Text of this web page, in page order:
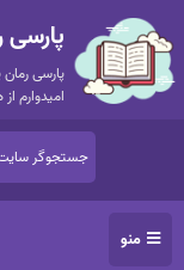
پارسی
پارسی
امیدوارم
منو